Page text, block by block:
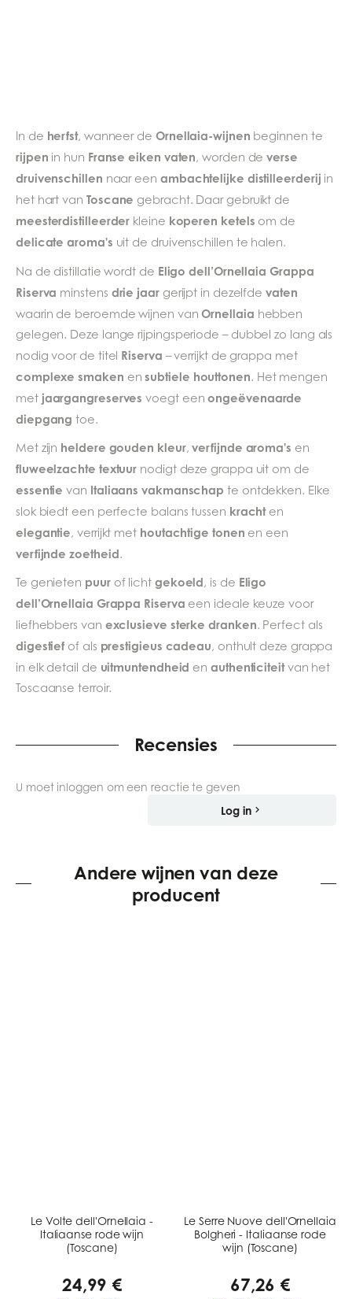
In de herfst, wanneer de Ornellaia-wijnen beginnen te
rijpen in hun Franse eiken vaten, worden deverse
druivenschillen naar een ambachtelijke distilleerderij in
het hart van Toscane gebracht. Daar gebruikt de
meesterdistilleerder kleine koperen ketels om de
delicate aroma's uit de druivenschillen te halen.
Na de distillatie wordt de Eligo dell’Ornellaia Grappa
Riserva minstens drie jaargerijpt in dezelfdevaten
waarin de beroemde wijnen vanOrnellaia hebben
gelegen. Deze lange rijpingsperiode – dubbel zo lang als
nodig voor de titel Riserva – verrijkt de grappa met
complexe smaken ensubtiele houttonen. Het mengen
met jaargangreserves voegt eenongeëvenaarde
diepgang toe.
Met zijn heldere gouden kleur,verfijnde aroma's en
fluweelzachte textuur nodigt deze grappa uit om de
essentie van Italiaans vakmanschap te ontdekken. Elke
slok biedt een perfecte balans tussen krachten
elegantie, verrijkt met houtachtige tonen en een
verfijnde zoetheid.
Te genieten puurof licht gekoeld, is de Eligo
dell’Ornellaia Grappa Riserva een ideale keuze voor
liefhebbers van exclusieve sterke dranken. Perfect als
digestief of als prestigieus cadeau, onthult deze grappa
in elk detail de uitmuntendheid enauthenticiteitvan het
Toscaanse terroir.
Recensies
U moet inloggen om een reactie te geven
Log in
Andere wijnen van deze
producent
Le Volte dell'Ornellaia -
Italiaanse rode wijn
(Toscane)
24,99 €
Le Serre Nuove dell'Ornellaia
Bolgheri - Italiaanse rode
wijn (Toscane)
67,26 €